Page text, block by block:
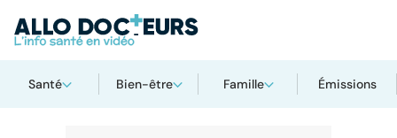
Santé Bien-être Famille Émissions